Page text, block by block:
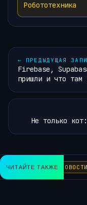
Робототехника
← ПРЕДЫДУЩАЯ
Firebase,
пришли и что там
Не только
ЧИТАЙТЕ ТАКЖЕНОВОСТИ